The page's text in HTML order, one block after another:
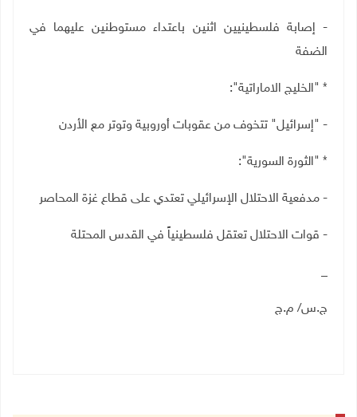
- إصابة فلسطينيين اثنين باعتداء مستوطنين عليهما في
الضفة
* "الخليج الاماراتية":
- "إسرائيل" تتخوف من عقوبات أوروبية وتوتر مع الأردن
* "الثورة السورية":
- مدفعية الاحتلال الإسرائيلي تعتدي على قطاع غزة المحاصر
- قوات الاحتلال تعتقل فلسطينياً في القدس المحتلة
ج.س/ م.ج